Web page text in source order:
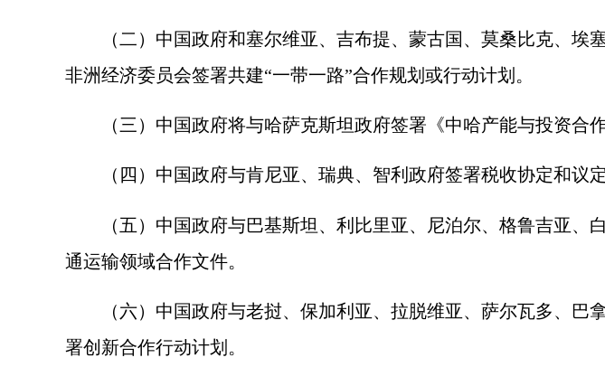
（二）中国政府和塞尔维亚、吉布提、蒙古国、莫桑比克、埃
非洲经济委员会签署共建“一带一路”合作规划或行动计划。
（三）中国政府将与哈萨克斯坦政府签署《中哈产能与投资合作
（四）中国政府与肯尼亚、瑞典、智利政府签署税收协定和议定
（五）中国政府与巴基斯坦、利比里亚、尼泊尔、格鲁吉亚、
通运输领域合作文件。
（六）中国政府与老挝、保加利亚、拉脱维亚、萨尔瓦多、巴
署创新合作行动计划。